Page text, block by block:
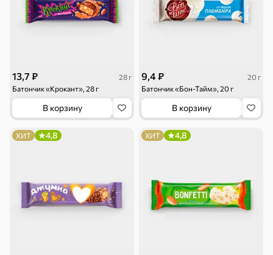
13,7 ₽
28 г
Батончик «Крокант», 28 г
В корзину
9,4 ₽
20 г
Батончик «Бон-Тайм», 20 г
В корзину
ХИТ 4,8 ХИТ 4,8